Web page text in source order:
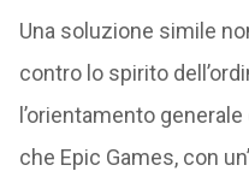
Una soluzione simile
contro lo spirito
l’orientamento
che Epic Games, con